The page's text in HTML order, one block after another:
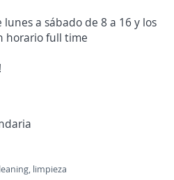
a sábado de 8 a 16 y los
horario full time
limpieza